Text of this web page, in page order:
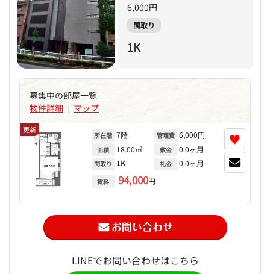
6,000円
間取り
1K
募集中の部屋一覧
物件詳細 | マップ
更新
所在階 7階
面積 18.00㎡
間取り 1K
賃料 94,000円
管理費 6,000円
敷金 0.0ヶ月
礼金 0.0ヶ月
♥
LINEでお問い合わせはこちら